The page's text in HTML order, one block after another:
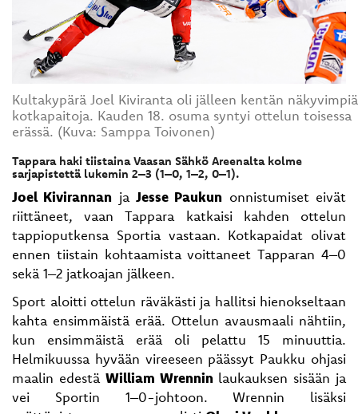
Kultakypärä Joel Kiviranta oli jälleen kentän näkyvimpiä
kotkapaitoja. Kauden 18. osuma syntyi ottelun toisessa
erässä. (Kuva: Samppa Toivonen)
Tappara haki tiistaina Vaasan Sähkö Areenalta kolme
sarjapistettä lukemin 2–3 (1–0, 1–2, 0–1).
Joel Kivirannan jaJesse Paukun onnistumiset eivät
riittäneet, vaan Tappara katkaisi kahden ottelun
tappioputkensa Sportia vastaan. Kotkapaidat olivat
ennen tiistain kohtaamista voittaneet Tapparan 4–0
sekä 1–2 jatkoajan jälkeen.
Sport aloitti ottelun räväkästi ja hallitsi hienokseltaan
kahta ensimmäistä erää. Ottelun avausmaali nähtiin,
kun ensimmäistä erää oli pelattu 15 minuuttia.
Helmikuussa hyvään vireeseen päässyt Paukku ohjasi
maalin edestä William Wrenninlaukauksen sisään ja
vei Sportin 1–0-johtoon. Wrennin lisäksi